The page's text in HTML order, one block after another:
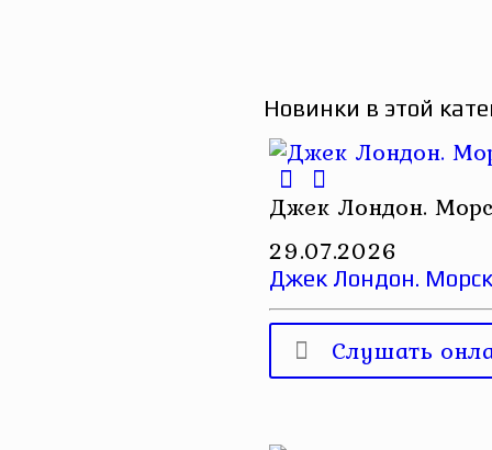
Новинки в этой
Джек Лондон.
29.07.2026
Джек Лондон.
Слушать